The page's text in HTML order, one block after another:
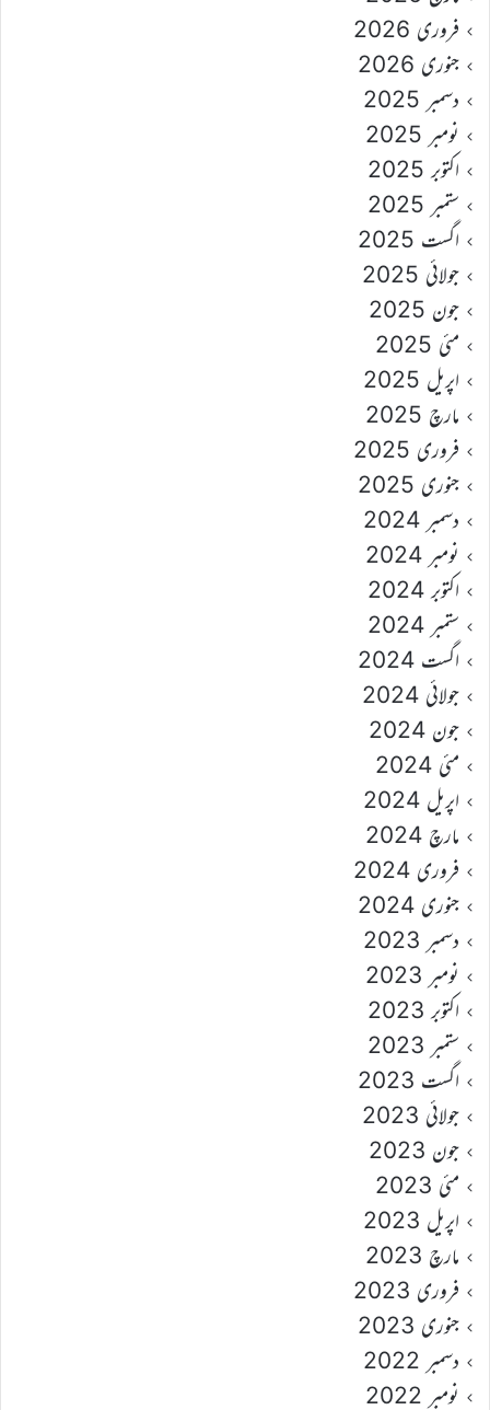
فروری 2026
جنوری 2026
دسمبر 2025
نومبر 2025
اکتوبر 2025
ستمبر 2025
اگست 2025
جولائی 2025
جون 2025
مئی 2025
اپریل 2025
مارچ 2025
فروری 2025
جنوری 2025
دسمبر 2024
نومبر 2024
اکتوبر 2024
ستمبر 2024
اگست 2024
جولائی 2024
جون 2024
مئی 2024
اپریل 2024
مارچ 2024
فروری 2024
جنوری 2024
دسمبر 2023
نومبر 2023
اکتوبر 2023
ستمبر 2023
اگست 2023
جولائی 2023
جون 2023
مئی 2023
اپریل 2023
مارچ 2023
فروری 2023
جنوری 2023
دسمبر 2022
نومبر 2022